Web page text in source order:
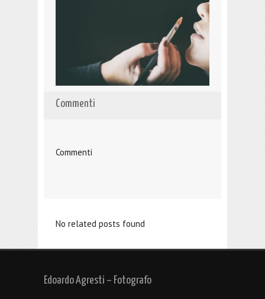
Commenti
Commenti
No related posts found
Edoardo Agresti – Fotografo